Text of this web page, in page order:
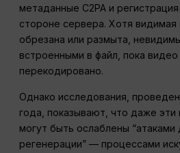
метаданные C2PA и
стороне сервера. Хотя
обрезана или размыта,
встроенными в файл, пока
перекодировано.
Однако исследования,
года, показывают, что даже эти
могут быть ослаблены “атаками
регенерации” — процессами